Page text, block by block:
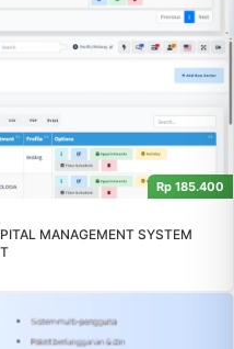
Rp 185.400
MANAGEMENT SYSTEM